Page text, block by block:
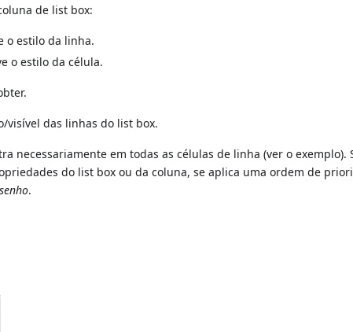
de list box:
o estilo da linha.
o estilo da célula.
visível das linhas do list box.
necessariamente em todas as células de linha (ver o exemplo).
do list box ou da coluna, se aplica uma ordem de
.